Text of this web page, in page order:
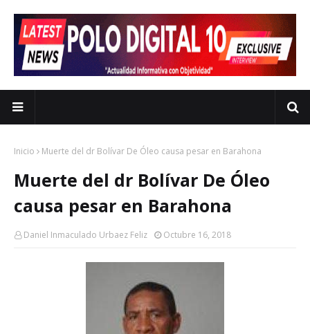
Inicio Muerte del dr Bolívar De Óleo causa pesar en Barahona
Muerte del dr Bolívar De Óleo
causa pesar en Barahona
Daniel Inmaculado Urbaez Feliz Octubre 16, 2018